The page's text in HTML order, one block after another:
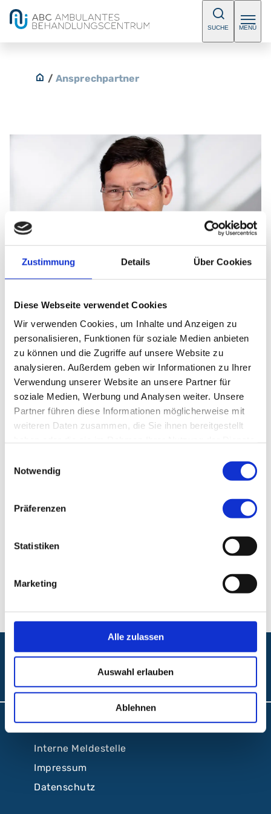
Zustimmung Details Über Cookies
Diese Webseite verwendet Cookies
Wir verwenden Cookies, um Inhalte und Anzeigen zu
personalisieren, Funktionen für soziale Medien anbieten
zu können und die Zugriffe auf unsere Website zu
analysieren. Außerdem geben wir Informationen zu Ihrer
Verwendung unserer Website an unsere Partner für
soziale Medien, Werbung und Analysen weiter. Unsere
Partner führen diese Informationen möglicherweise mit
weiteren Daten zusammen, die Sie ihnen bereitgestellt
Notwendig
Präferenzen
Statistiken
Marketing
Alle zulassen
Auswahl erlauben
Ablehnen
SUCHE MENÜ
/ Ansprechpartner
Dr. med. Sebastian Huber
Fachärztin/ Facharzt für Orthopädie
und Unfallchirurgie
Kontakt
E-Mail:
abc-sued@klinikum-nuernberg.de
Ambulantes BehandlungsCentrum Klinikum
Nürnberg, Campus Süd
Interne Meldestelle
Impressum
Datenschutz